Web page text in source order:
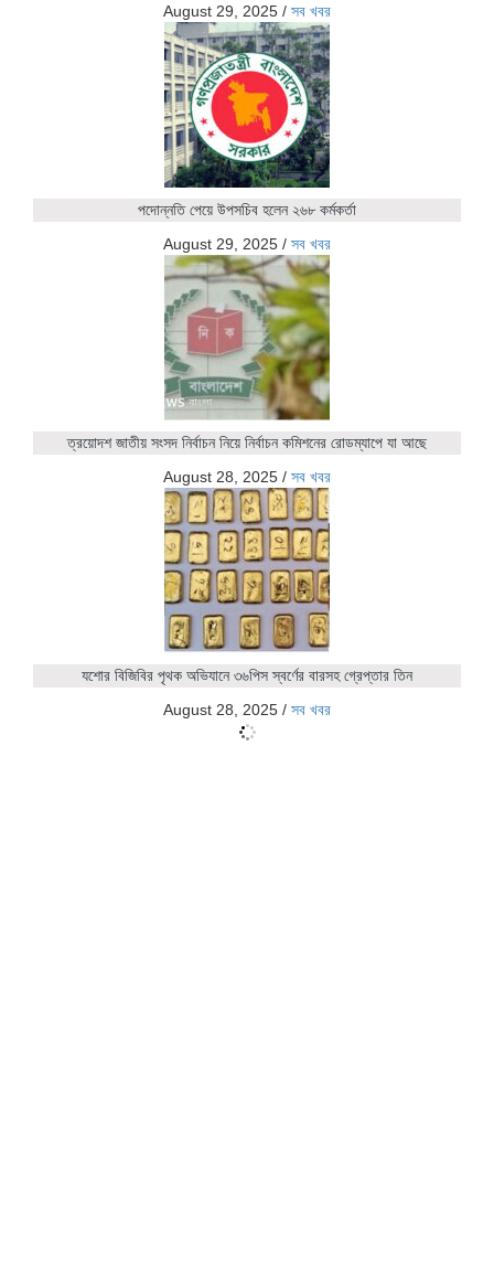
August 29, 2025 / সব খবর
পদোন্নতি পেয়ে উপসচিব হলেন ২৬৮ কর্মকর্তা
August 29, 2025 / সব খবর
ত্রয়োদশ জাতীয় সংসদ নির্বাচন নিয়ে নির্বাচন কমিশনের রোডম্যাপে যা আছে
August 28, 2025 / সব খবর
যশোর বিজিবির পৃথক অভিযানে ৩৬পিস স্বর্ণের বারসহ গ্রেপ্তার তিন
August 28, 2025 / সব খবর